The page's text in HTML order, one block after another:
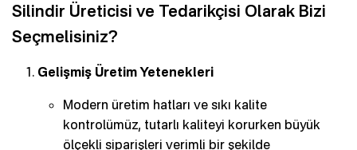
Silindir Üreticisi ve Tedarikçisi Olarak Bizi
Seçmelisiniz?
Gelişmiş Üretim Yetenekleri
Modern üretim hatları ve sıkı kalite
kontrolümüz, tutarlı kaliteyi korurken büyük
ölçekli siparişleri verimli bir şekilde